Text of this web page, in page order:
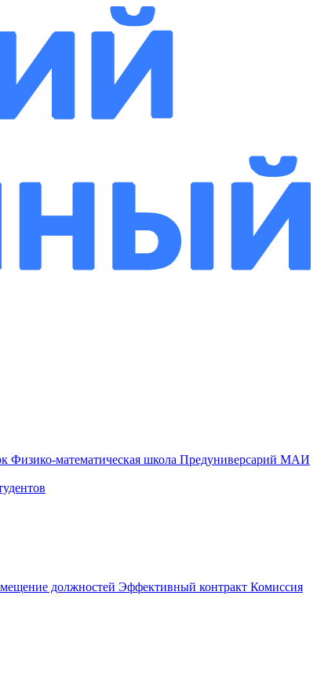
Физико-математическая школа Предуниверсарий МАИ
должностей Эффективный контракт Комиссия